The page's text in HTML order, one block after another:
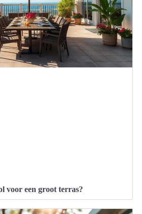
voor een groot terras?